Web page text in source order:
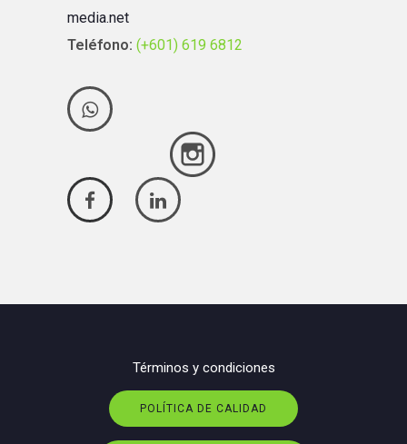
media.net
Teléfono: (+601) 619 6812
Términos y condiciones
POLÍTICA DE CALIDAD